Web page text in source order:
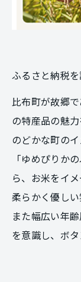
ふるさと納税を
比布町が故郷
の特産品の魅
のどかな町の
「ゆめぴりか
ら、お米をイ
柔らかく優しい
また幅広い年
を意識し、ボ